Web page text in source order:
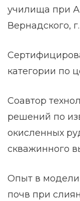
училища при
Вернадского,
категории по
Соавтор
решений по
окисленных
скважинного
Опыт в
почв при